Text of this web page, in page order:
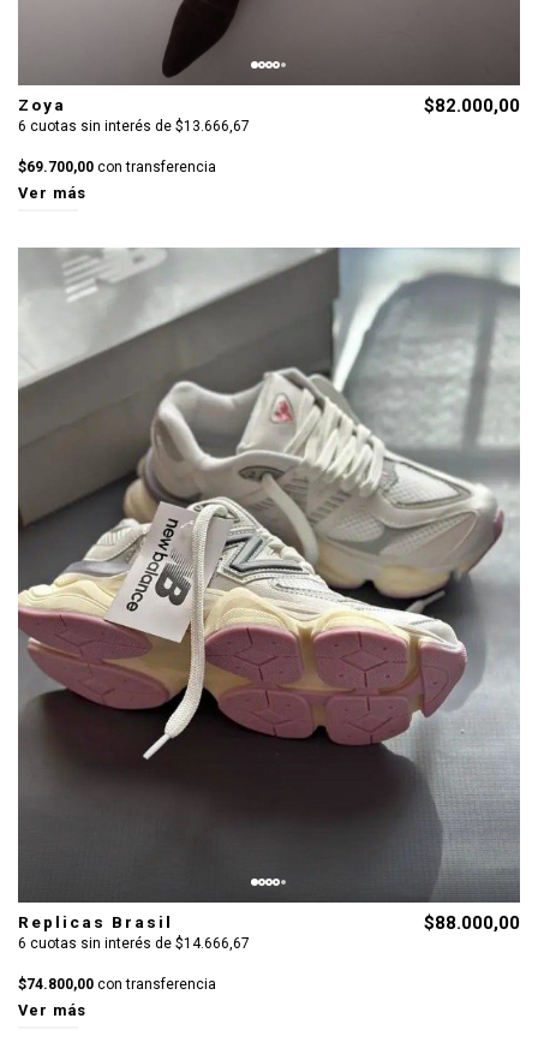
Zoya
6 cuotas sin interés de $13.666,67
$69.700,00 con transferencia
$82.000,00
Ver más
Replicas Brasil
6 cuotas sin interés de $14.666,67
$74.800,00 con transferencia
$88.000,00
Ver más